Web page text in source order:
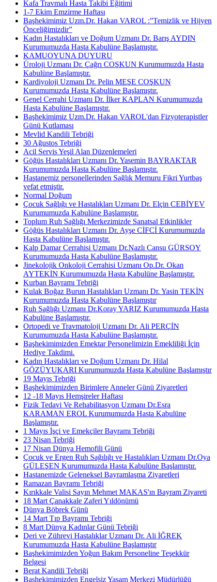
Kafa Travmalı Hasta Takibi Eğitimi
1-7 Ekim Emzirme Haftası
Başhekimimiz Uzm.Dr. Hakan VAROL :”Temizlik ve Hijyen
Önceliğimizdir”
Kadın Hastalıkları ve Doğum Uzmanı Dr. Barış AYDIN
Kurumumuzda Hasta Kabulüne Başlamıştır.
KAMUOYUNA DUYURU
Üroloji Uzmanı Dr. Çağrı COŞKUN Kurumumuzda Hasta
Kabulüne Başlamıştır.
Kardiyoloji Uzmanı Dr. Pelin MEŞE COŞKUN
Kurumumuzda Hasta Kabulüne Başlamıştır.
Genel Cerrahi Uzmanı Dr. İlker KAPLAN Kurumumuzda
Hasta Kabulüne Başlamıştır.
Başhekimimiz Uzm.Dr. Hakan VAROL'dan Fizyoterapistler
Günü Kutlaması
Mevlid Kandili Tebriği
30 Ağustos Tebriği
Acil Servis Yeşil Alan Düzenlemeleri
Göğüs Hastalıkları Uzmanı Dr. Yasemin BAYRAKTAR
Kurumumuzda Hasta Kabulüne Başlamıştır.
Hastanemiz personellerinden Sağlık Memuru Fikri Yurtbaş
vefat etmiştir.
Normal Doğum
Çocuk Sağlığı ve Hastalıkları Uzmanı Dr. Elçin CEBİYEV
Kurumumuzda Kabulüne Başlamıştır.
Toplum Ruh Sağlığı Merkezimizde Sanatsal Etkinlikler
Göğüs Hastalıkları Uzmanı Dr. Ayşe CİFCİ Kurumumuzda
Hasta Kabulüne Başlamıştır.
Kalp Damar Cerrahisi Uzmanı Dr.Nazlı Cansu GÜRSOY
Kurumumuzda Hasta Kabulüne Başlamıştır.
Jinekolojik Onkoloji Cerrahisi Uzmanı Op.Dr. Okan
AYTEKİN Kurumumuzda Hasta Kabulüne Başlamıştır.
Kurban Bayramı Tebriği
Kulak Boğaz Burun Hastalıkları Uzmanı Dr. Yasin TEKİN
Kurumumuzda Hasta Kabulüne Başlamıştır
Ruh Sağlığı Uzmanı Dr.Koray YARIZ Kurumumuzda Hasta
Kabulüne Başlamıştır.
Ortopedi ve Travmatoloji Uzmanı Dr. Ali PERÇİN
Kurumumuzda Hasta Kabulüne Başlamıştır.
Başhekimimizden Emektar Personelimizin Emekliliği İçin
Hediye Takdimi.
Kadın Hastalıkları ve Doğum Uzmanı Dr. Hilal
GÖZÜYUKARI Kurumumuzda Hasta Kabulüne Başlamıştır
19 Mayıs Tebriği
Başhekimimizden Birimlere Anneler Günü Ziyaretleri
12 -18 Mayıs Hemşireler Haftası
Fizik Tedavi Ve Rehabilitasyon Uzmanı Dr.Esra
KARAMAN EROL Kurumumuzda Hasta Kabulüne
Başlamıştır.
1 Mayıs İşçi ve Emekçiler Bayramı Tebriği
23 Nisan Tebriği
17 Nisan Dünya Hemofili Günü
Çocuk ve Ergen Ruh Sağılığı ve Hastalıkları Uzmanı Dr.Oya
GÜLEŞEN Kurumumuzda Hasta Kabulüne Başlamıştır.
Hastanemizde Geleneksel Bayramlaşma Ziyaretleri
Ramazan Bayramı Tebriği
Kırıkkale Valisi Sayın Mehmet MAKAS'ın Bayram Ziyareti
18 Mart Çanakkale Zaferi Yıldönümü
Dünya Böbrek Günü
14 Mart Tıp Bayramı Tebriği
8 Mart Dünya Kadınlar Günü Tebriği
Deri ve Zührevi Hastalıklar Uzmanı Dr. Ali İĞREK
Kurumumuzda Hasta Kabulüne Başlamıştır
Başhekimimizden Yoğun Bakım Personeline Teşekkür
Belgesi
Berat Kandili Tebriği
Başhekimimizden Engelsiz Yaşam Merkezi Müdürlüğü